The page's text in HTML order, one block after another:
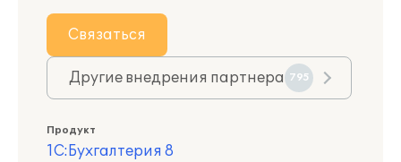
Связаться
Другие внедрения партнера 795
Продукт
1С:Бухгалтерия 8